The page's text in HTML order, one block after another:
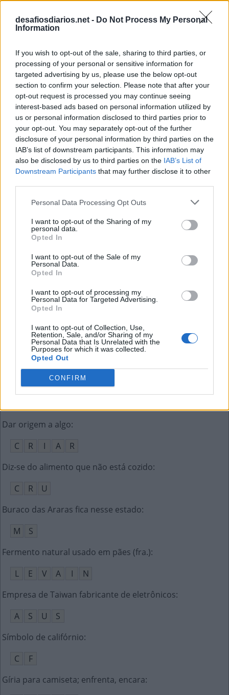
desafiosdiarios.net - Do Not Process My Personal
Information
If you wish to opt-out of the sale, sharing to third parties, or
processing of your personal or sensitive information for
targeted advertising by us, please use the below opt-out
section to confirm your selection. Please note that after your
opt-out request is processed you may continue seeing
interest-based ads based on personal information utilized by
us or personal information disclosed to third parties prior to
your opt-out. You may separately opt-out of the further
disclosure of your personal information by third parties on the
IAB’s list of downstream participants. This information may
also be disclosed by us to third parties on the IAB’s List of
Downstream Participants that may further disclose it to other
Personal Data Processing Opt Outs
I want to opt-out of the Sharing of my
personal data.
Opted In
I want to opt-out of the Sale of my
Personal Data.
Opted In
I want to opt-out of processing my
Personal Data for Targeted Advertising.
Opted In
I want to opt-out of Collection, Use,
Retention, Sale, and/or Sharing of my
Personal Data that Is Unrelated with the
Purposes for which it was collected.
Opted Out
CONFIRM
U
S
F
R A
N
Fugir dela é amarelar:
R
A I
A
Diz-se de quem não sabe ou sabe pouco sobre algo
L
E I G
O
O que se diz ao terminar as cartas no Buraco:
E P E D
Bando de aves em voo:
E V O
Admiradores de um artista:
Acolhido com agrado, __-vindo:
E
M
Nota do tradutor:
Dar origem a algo:
C
R I A
R
Diz-se do alimento que não está cozido:
C
R
U
Buraco das Araras fica nesse estado:
M
S
Fermento natural usado em pães (fra.):
L
E V A I
N
Empresa de Taiwan fabricante de eletrônicos:
A
S U
S
Símbolo de califórnio:
C
F
Gíria para camiseta; enfrenta, encara: